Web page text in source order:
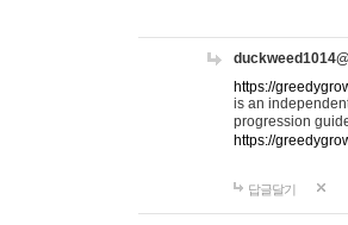
https://
is an
progression
https://
답글달기